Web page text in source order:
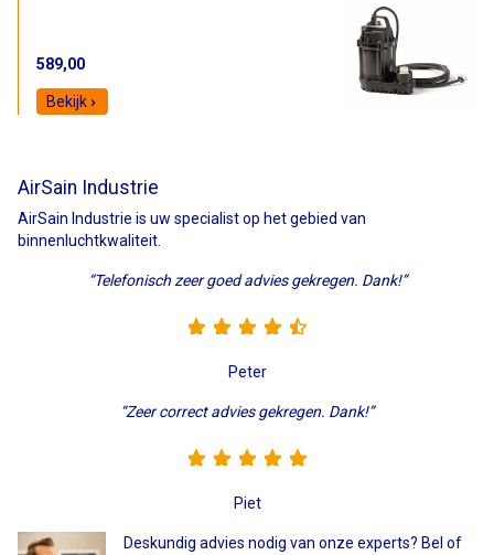
589,00
Bekijk
AirSain Industrie
AirSain Industrie is uw specialist op het gebied van
binnenluchtkwaliteit.
“Telefonisch zeer goed advies gekregen. Dank!”
Peter
“Zeer correct advies gekregen. Dank!”
Piet
Deskundig advies nodig van onze experts? Bel of